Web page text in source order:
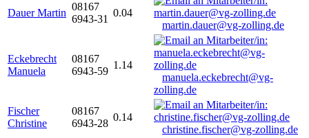
Dauer Martin
08167
6943-31
0.04
martin.dauer@vg-zolling.de
Eckebrecht
Manuela
08167
6943-59
1.14
manuela.eckebrecht@vg-
zolling.de
Fischer
Christine
08167
6943-28
0.14
christine.fischer@vg-zolling.de